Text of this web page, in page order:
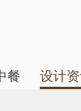
餐 设计